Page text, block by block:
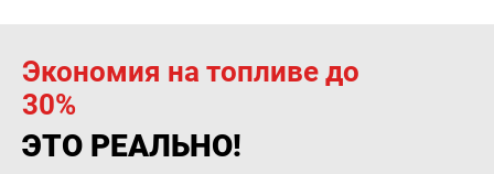
Экономия на топливе до
30%
ЭТО РЕАЛЬНО!